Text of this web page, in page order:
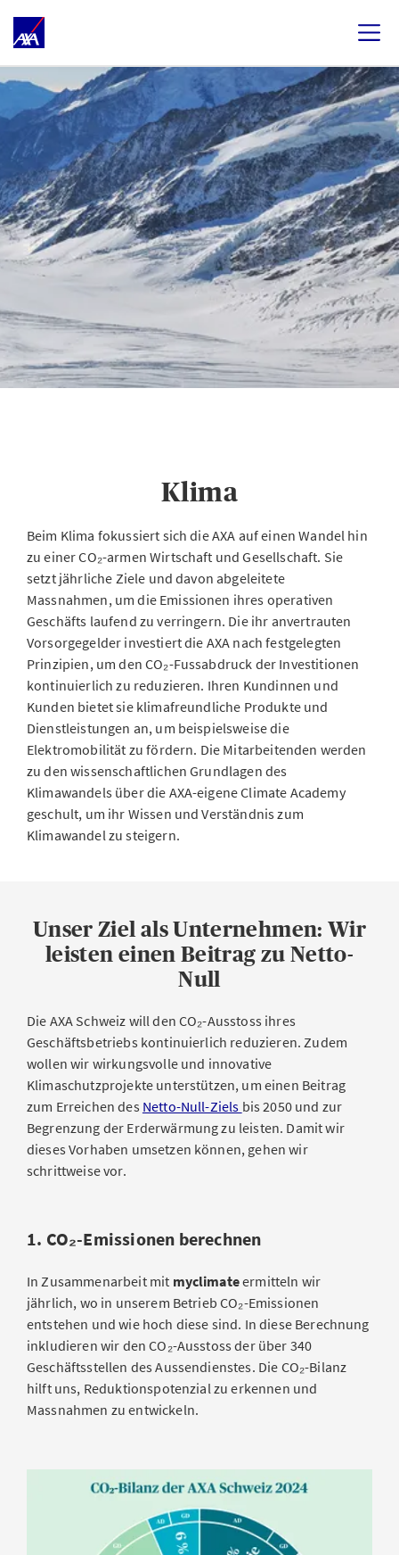
Klima
Beim Klima fokussiert sich die AXA auf einen Wandel hin
zu einer CO₂-armen Wirtschaft und Gesellschaft. Sie
setzt jährliche Ziele und davon abgeleitete
Massnahmen, um die Emissionen ihres operativen
Geschäfts laufend zu verringern. Die ihr anvertrauten
Vorsorgegelder investiert die AXA nach festgelegten
Prinzipien, um den CO₂-Fussabdruck der Investitionen
kontinuierlich zu reduzieren. Ihren Kundinnen und
Kunden bietet sie klimafreundliche Produkte und
Dienstleistungen an, um beispielsweise die
Elektromobilität zu fördern. Die Mitarbeitenden werden
zu den wissenschaftlichen Grundlagen des
Klimawandels über die AXA-eigene Climate Academy
geschult, um ihr Wissen und Verständnis zum
Klimawandel zu steigern.
Unser Ziel als Unternehmen: Wir
leisten einen Beitrag zu Netto-
Null
Die AXA Schweiz will den CO₂-Ausstoss ihres
Geschäftsbetriebs kontinuierlich reduzieren. Zudem
wollen wir wirkungsvolle und innovative
Klimaschutzprojekte unterstützen, um einen Beitrag
zum Erreichen des Netto-Null-Ziels bis 2050 und zur
Begrenzung der Erderwärmung zu leisten. Damit wir
dieses Vorhaben umsetzen können, gehen wir
schrittweise vor.
1. CO₂-Emissionen berechnen
In Zusammenarbeit mit myclimateermitteln wir
jährlich, wo in unserem Betrieb CO₂-Emissionen
entstehen und wie hoch diese sind. In diese Berechnung
inkludieren wir den CO₂-Ausstoss der über 340
Geschäftsstellen des Aussendienstes. Die CO₂-Bilanz
hilft uns, Reduktionspotenzial zu erkennen und
Massnahmen zu entwickeln.